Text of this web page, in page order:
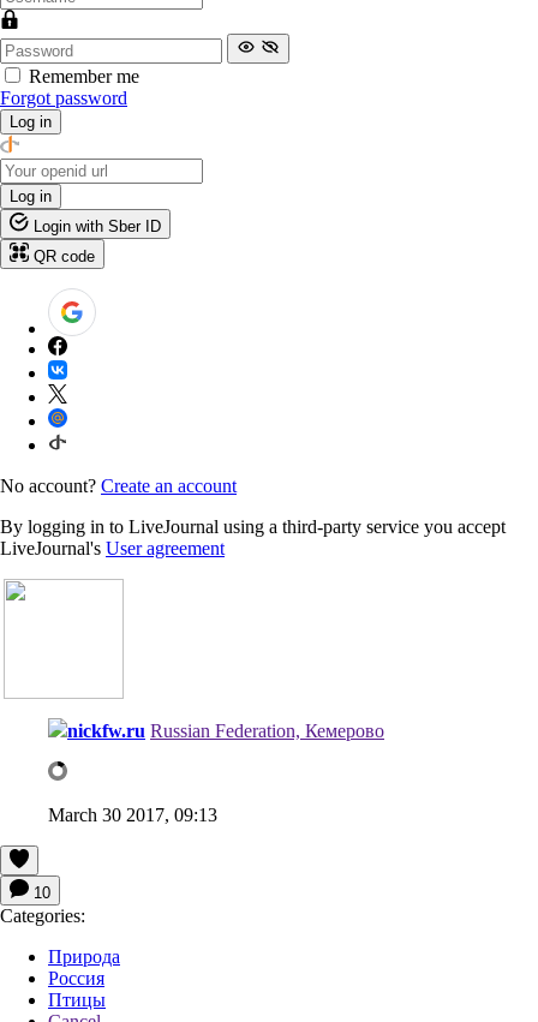
Remember me
Forgot password
Log in
Log in
Login with Sber ID
QR code
No account? Create an account
By logging in to LiveJournal using a third-party service you accept
LiveJournal's User agreement
nickfw.ru Russian Federation, Кемерово
March 30 2017, 09:13
10
Categories:
Природа
Россия
Птицы